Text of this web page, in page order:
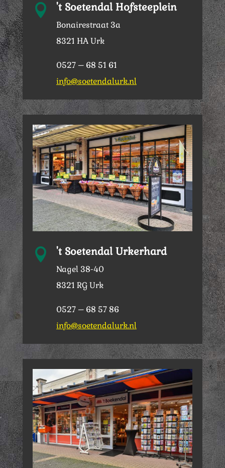
 't Soetendal Hofsteeplein
Bonairestraat 3a
8321 HA Urk
0527 – 68 51 61
info@soetendalurk.nl
 't Soetendal Urkerhard
Nagel 38-40
8321 RG Urk
0527 – 68 57 86
info@soetendalurk.nl